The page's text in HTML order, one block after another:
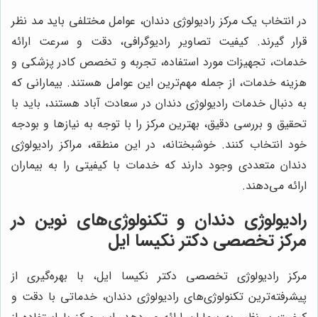
در انتخاب یک مرکز رادیولوژی دندان، عوامل مختلفی باید مد نظر
قرار گیرند. کیفیت تصاویر رادیوگرافی، دقت و سرعت ارائه
خدمات، تجهیزات مورد استفاده، تجربه و تخصص کادر پزشکی و
هزینه خدمات، از جمله مهم‌ترین این عوامل هستند. بیمارانی که
به دنبال خدمات رادیولوژی دندان در سعادت آباد هستند، باید با
تحقیق و بررسی دقیق، بهترین مرکز را با توجه به نیازها و بودجه
خود انتخاب کنند. خوشبختانه، در این منطقه، مراکز رادیولوژی
دندان متعددی وجود دارند که خدمات با کیفیتی را به بیماران
ارائه می‌دهند.
رادیولوژی دندان و تکنولوژی‌های نوین در
مرکز تخصصی دکتر نکیسا ایل
مرکز رادیولوژی تخصصی دکتر نکیسا ایل، با بهره‌گیری از
پیشرفته‌ترین تکنولوژی‌های رادیولوژی دندان، خدماتی با دقت و